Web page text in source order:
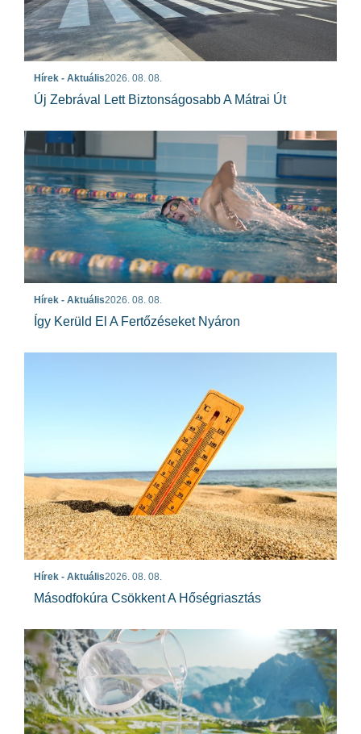
Hírek - Aktuális2026. 08. 08.
Új Zebrával Lett Biztonságosabb A Mátrai Út
Hírek - Aktuális2026. 08. 08.
Így Kerüld El A Fertőzéseket Nyáron
Hírek - Aktuális2026. 08. 08.
Másodfokúra Csökkent A Hőségriasztás